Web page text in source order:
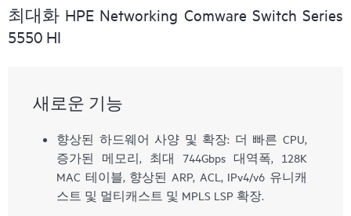
최대화 HPE Networking Comware Switch Series
5550 HI
새로운 기능
향상된 하드웨어 사양 및 확장: 더 빠른 CPU,
증가된 메모리, 최대 744Gbps 대역폭, 128K
MAC 테이블, 향상된 ARP, ACL, IPv4/v6 유니캐
스트 및 멀티캐스트 및 MPLS LSP 확장.